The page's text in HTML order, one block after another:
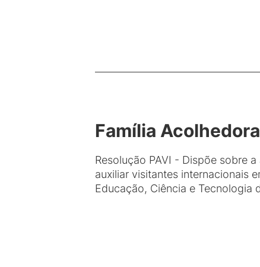
Família Acolhedora
Resolução PAVI - Dispõe sobre
auxiliar visitantes internacionais
Educação, Ciência e Tecnologia